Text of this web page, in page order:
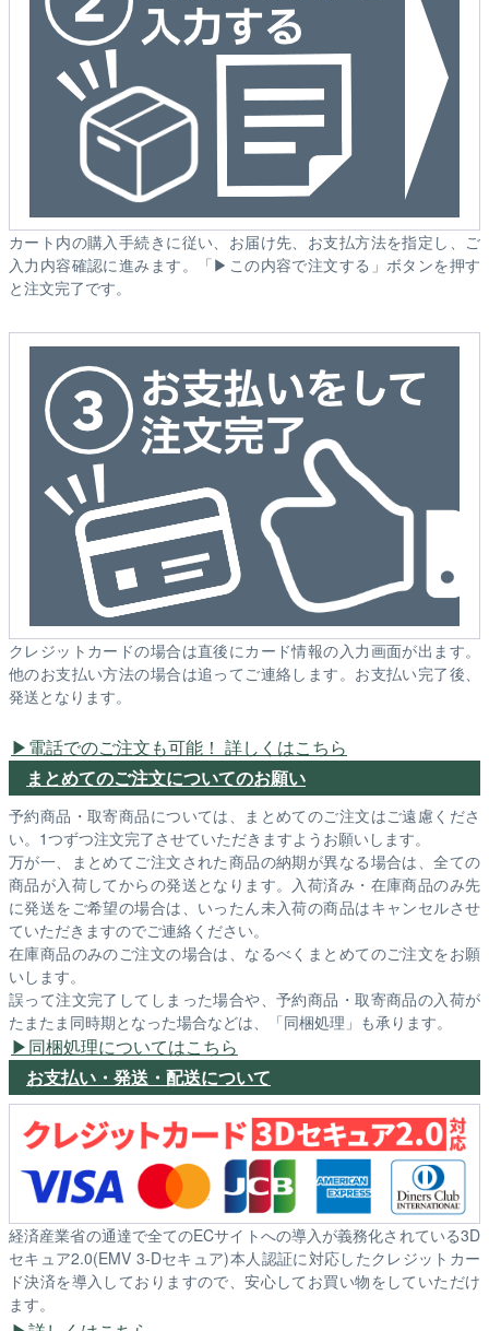
カート内の購入手続きに従い、お届け先、お支払方法を指定し、ご
入力内容確認に進みます。「▶この内容で注文する」ボタンを押す
と注文完了です。
クレジットカードの場合は直後にカード情報の入力画面が出ます。
他のお支払い方法の場合は追ってご連絡します。お支払い完了後、
発送となります。
電話でのご注文も可能！ 詳しくはこちら
まとめてのご注文についてのお願い
予約商品・取寄商品については、まとめてのご注文はご遠慮くださ
い。1つずつ注文完了させていただきますようお願いします。
万が一、まとめてご注文された商品の納期が異なる場合は、全ての
商品が入荷してからの発送となります。入荷済み・在庫商品のみ先
に発送をご希望の場合は、いったん未入荷の商品はキャンセルさせ
ていただきますのでご連絡ください。
在庫商品のみのご注文の場合は、なるべくまとめてのご注文をお願
いします。
誤って注文完了してしまった場合や、予約商品・取寄商品の入荷が
たまたま同時期となった場合などは、「同梱処理」も承ります。
同梱処理についてはこちら
お支払い・発送・配送について
経済産業省の通達で全てのECサイトへの導入が義務化されている3D
セキュア2.0(EMV 3-Dセキュア)本人認証に対応したクレジットカー
ド決済を導入しておりますので、安心してお買い物をしていただけ
ます。